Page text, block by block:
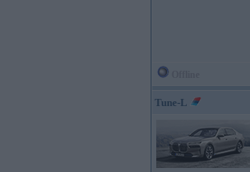
Tune-L